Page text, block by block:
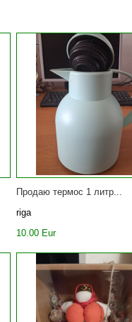
Продаю термос 1 литр...
riga
10.00 Eur